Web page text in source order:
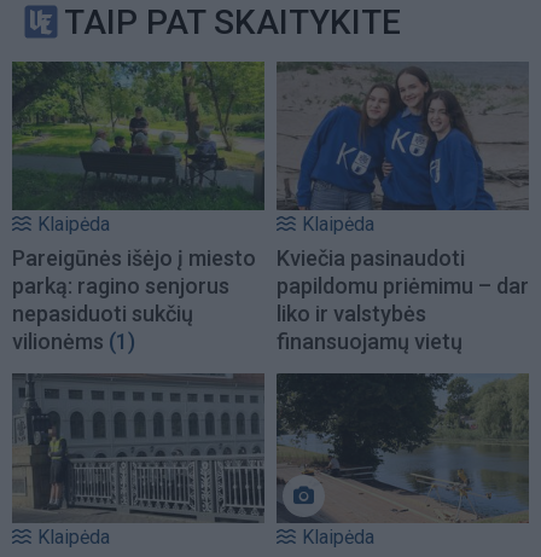
TAIP PAT SKAITYKITE
Klaipėda
Pareigūnės išėjo į miesto
parką: ragino senjorus
nepasiduoti sukčių
vilionėms (1)
Klaipėda
Kviečia pasinaudoti
papildomu priėmimu – dar
liko ir valstybės
finansuojamų vietų
Klaipėda Klaipėda